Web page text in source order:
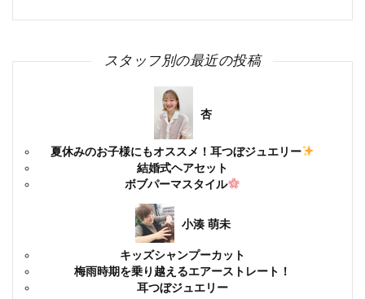
スタッフ別の最近の投稿
杏
夏休みのお子様にもオススメ！耳つぼジュエリー
結婚式ヘアセット
ボブパーマスタイル
小湊 萌未
キッズシャンプーカット
梅雨時期を乗り越えるエアーストレート！
耳つぼジュエリー